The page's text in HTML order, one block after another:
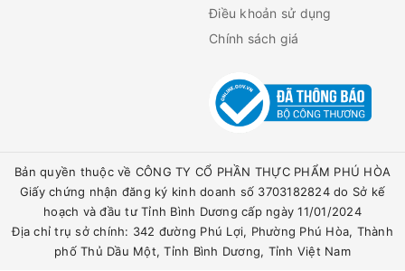
Điều khoản sử dụng
Chính sách giá
Bản quyền thuộc về CÔNG TY CỔ PHẦN THỰC PHẨM PHÚ HÒA
Giấy chứng nhận đăng ký kinh doanh số 3703182824 do Sở kế
hoạch và đầu tư Tỉnh Bình Dương cấp ngày 11/01/2024
Địa chỉ trụ sở chính: 342 đường Phú Lợi, Phường Phú Hòa, Thành
phố Thủ Dầu Một, Tỉnh Bình Dương, Tỉnh Việt Nam